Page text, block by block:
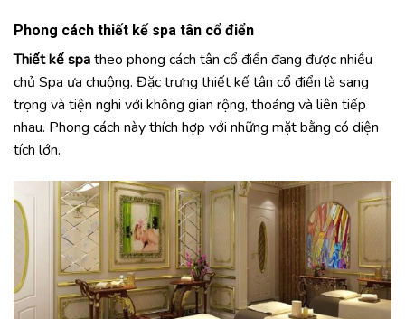
Phong cách thiết kế spa tân cổ điển
Thiết kế spatheo phong cách tân cổ điển đang được nhiều
chủ Spa ưa chuộng. Đặc trưng thiết kế tân cổ điển là sang
trọng và tiện nghi với không gian rộng, thoáng và liên tiếp
nhau. Phong cách này thích hợp với những mặt bằng có diện
tích lớn.